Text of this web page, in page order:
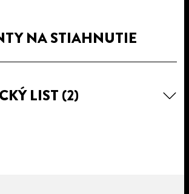
NA STIAHNUTIE
LIST (2)